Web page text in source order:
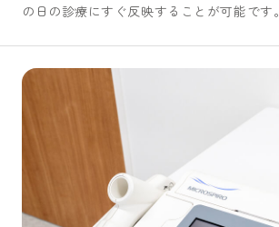
の日の診療にすぐ反映することが可能です。